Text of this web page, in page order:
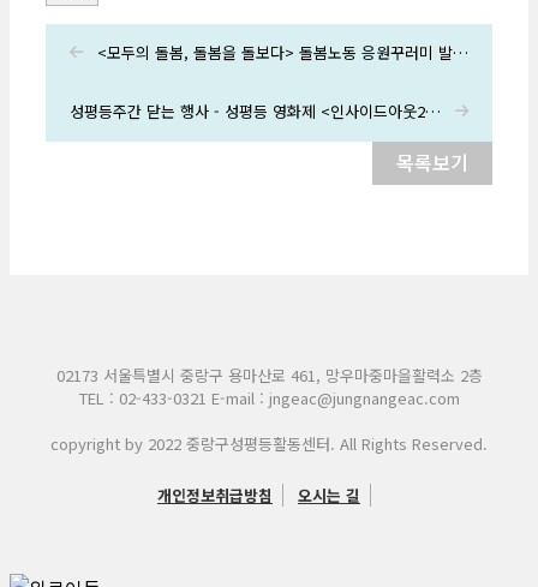
<모두의 돌봄, 돌봄을 돌보다> 돌봄노동 응원꾸러미 발송했어요!!
성평등주간 닫는 행사 - 성평등 영화제 <인사이드아웃2> 영화&시네토크 후기
목록보기
02173 서울특별시 중랑구 용마산로 461, 망우마중마을활력소 2층
TEL : 02-433-0321 E-mail : jngeac@jungnangeac.com
copyright by 2022 중랑구성평등활동센터. All Rights Reserved.
개인정보취급방침 오시는 길